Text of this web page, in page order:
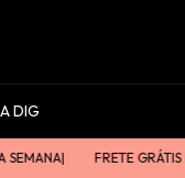
DIG
ㅤㅤ| FRETE GRÁTIS NAS